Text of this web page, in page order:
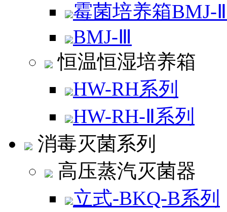
霉菌培养箱
BMJ-Ⅲ
恒温恒湿培养箱
HW-RH系列
HW-RH-Ⅱ系列
消毒灭菌系列
高压蒸汽灭菌器
立式-BKQ-B系列